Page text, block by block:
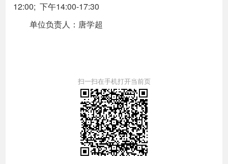
12:00; 下午14:00-17:30
单位负责人：唐学超
扫一扫在手机打开当前页